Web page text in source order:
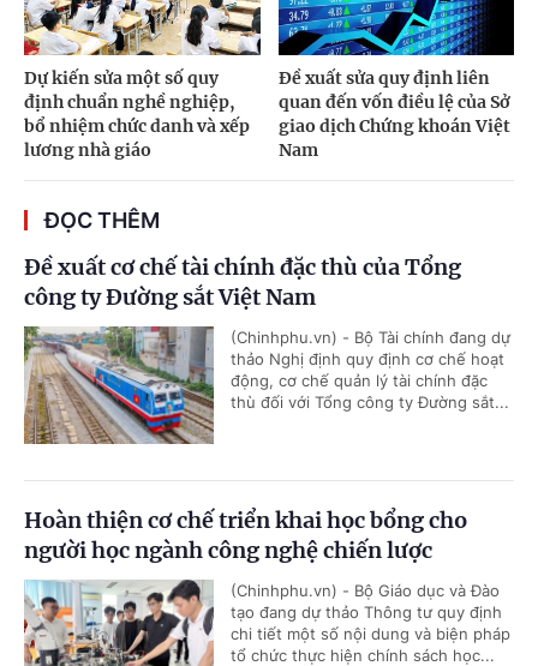
Dự kiến sửa một số quy
định chuẩn nghề nghiệp,
bổ nhiệm chức danh và xếp
lương nhà giáo
Đề xuất sửa quy định liên
quan đến vốn điều lệ của Sở
giao dịch Chứng khoán Việt
Nam
ĐỌC THÊM
Đề xuất cơ chế tài chính đặc thù của Tổng
công ty Đường sắt Việt Nam
(Chinhphu.vn) - Bộ Tài chính đang dự
thảo Nghị định quy định cơ chế hoạt
động, cơ chế quản lý tài chính đặc
thù đối với Tổng công ty Đường sắt...
Hoàn thiện cơ chế triển khai học bổng cho
người học ngành công nghệ chiến lược
(Chinhphu.vn) - Bộ Giáo dục và Đào
tạo đang dự thảo Thông tư quy định
chi tiết một số nội dung và biện pháp
tổ chức thực hiện chính sách học...